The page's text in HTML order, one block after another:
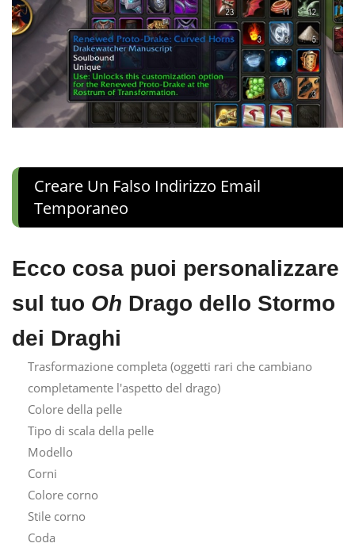
Creare Un Falso Indirizzo Email
Temporaneo
Ecco cosa puoi personalizzare
sul tuo Oh Drago dello Stormo
dei Draghi
Trasformazione completa (oggetti rari che cambiano
completamente l'aspetto del drago)
Colore della pelle
Tipo di scala della pelle
Modello
Corni
Colore corno
Stile corno
Coda